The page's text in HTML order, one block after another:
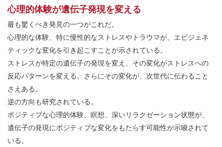
心理的体験が遺伝子発現を変える
最も驚くべき発見の一つがこれだ。
心理的な体験、特に慢性的なストレスやトラウマが、エピジェネ
ティックな変化を引き起こすことが示されている。
ストレスが特定の遺伝子の発現を変え、その変化がストレスへの
反応パターンを変える。さらにその変化が、次世代に伝わること
さえある。
逆の方向も研究されている。
ポジティブな心理的体験、瞑想、深いリラクゼーション状態が、
遺伝子の発現にポジティブな変化をもたらす可能性が示唆されて
いる。